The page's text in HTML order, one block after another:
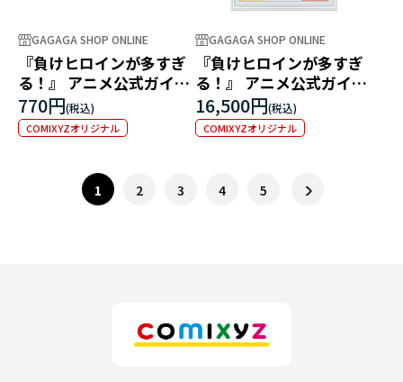
GAGAGA SHOP ONLINE
『負けヒロインが多すぎ
る！』 アニメ公式ガイド
ホログラムステッカー 小
鞠知花
770円
COMIXYZオリジナル
GAGAGA SHOP ONLINE
『負けヒロインが多すぎ
る！』 アニメ公式ガイド
複製原画
16,500円
COMIXYZオリジナル
1 2 3 4 5